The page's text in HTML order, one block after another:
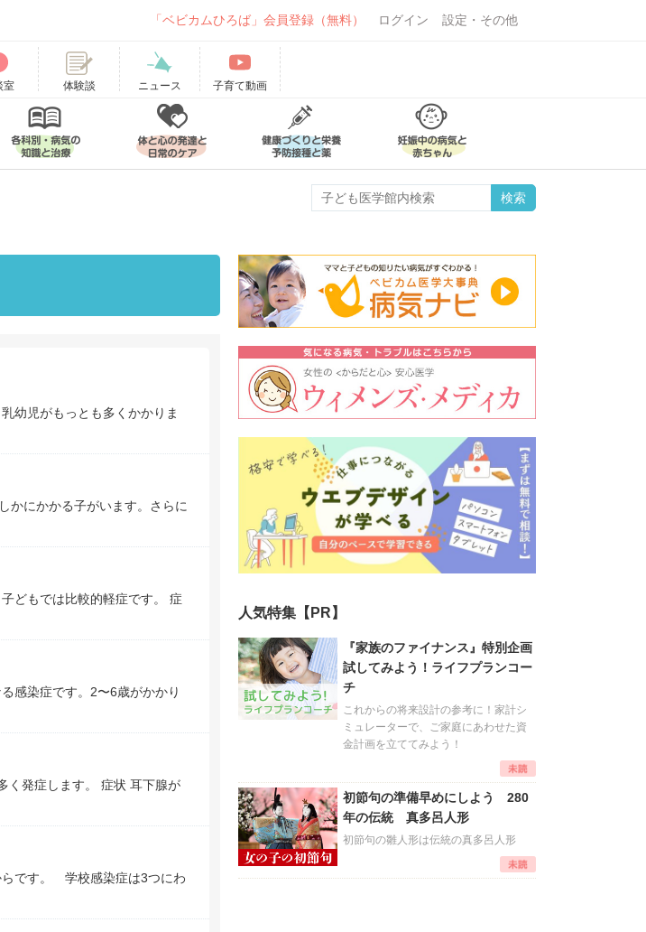
「ベビカムひろば」会員登録（無料） ログイン 設定・その他
室 体験談 ニュース 子育て動画
幼児がもっとも多くかかりま
かにかかる子がいます。さらに
どもでは比較的軽症です。 症
感染症です。2〜6歳がかかり
く発症します。 症状 耳下腺が
です。 学校感染症は3つにわ
人気特集【PR】
『家族のファイナンス』特別企画
試してみよう！ライフプランコー
チ
これからの将来設計の参考に！家計シ
ミュレーターで、ご家庭にあわせた資
金計画を立ててみよう！
初節句の準備早めにしよう 280
年の伝統 真多呂人形
初節句の雛人形は伝統の真多呂人形